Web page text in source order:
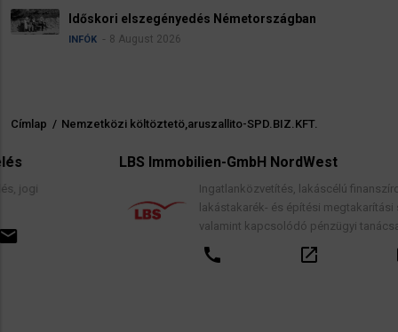
Robbanóanyaggal
Morzsa
Címlap / Nemzetközi költöztetö,aruszallito-SPD.BIZ.KFT.
LBS Immobilien-GmbH NordWest
Ingatlanközvetítés, lakáscélú finanszírozási hitelek,
lakástakarék- és építési megtakarítási szerződések,
valamint kapcsolódó pénzügyi tanácsadás.